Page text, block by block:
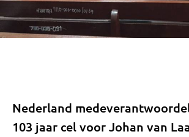
Nederland
103 jaar cel voor Johan van